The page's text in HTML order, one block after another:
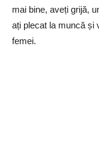
mai bine, aveți grijă,
ați plecat la muncă și
femei.